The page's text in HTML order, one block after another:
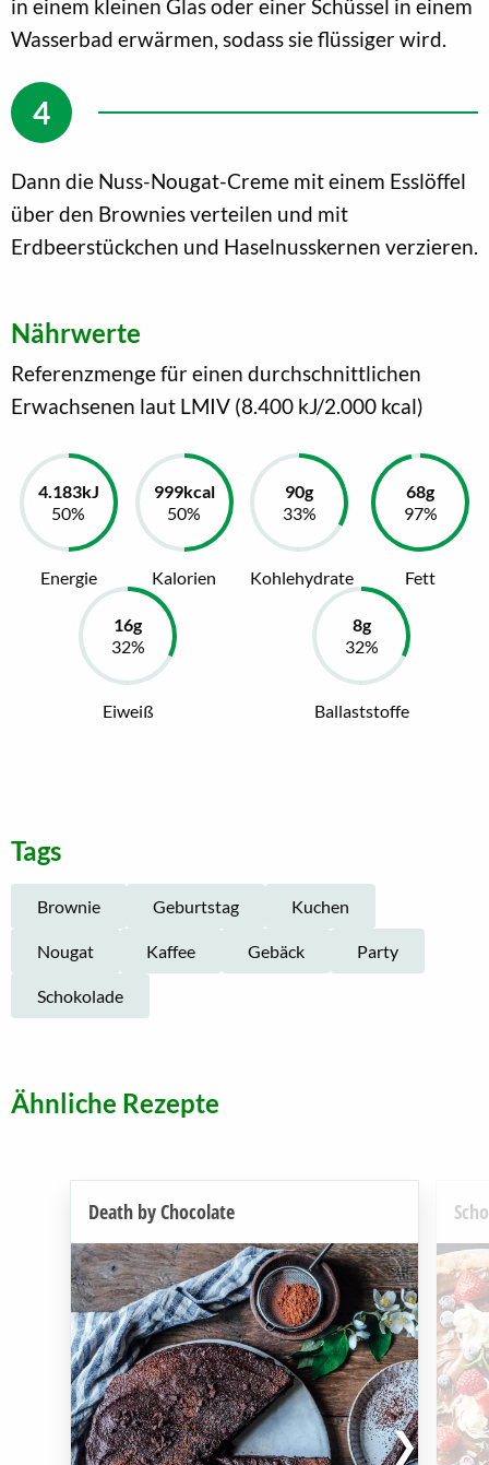
in einem kleinen Glas oder einer Schüssel in einem
Wasserbad erwärmen, sodass sie flüssiger wird.
Dann die Nuss-Nougat-Creme mit einem Esslöffel
über den Brownies verteilen und mit
Erdbeerstückchen und Haselnusskernen verzieren.
Nährwerte
Referenzmenge für einen durchschnittlichen
Erwachsenen laut LMIV (8.400 kJ/2.000 kcal)
Energie Kalorien Kohlehydrate Fett
Eiweiß Ballaststoffe
Tags
Brownie Geburtstag Kuchen
Nougat Kaffee Gebäck Party
Schokolade
Ähnliche Rezepte
Death by Chocolate